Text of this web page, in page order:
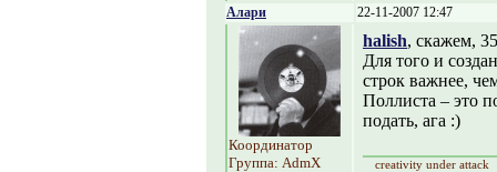
Алари 22-11-2007 12:47
Координатор
Группа: AdmX
halish, скажем,
Для того и
строк важнее,
Поллиста – это
подать, ага :)
creativity under attack